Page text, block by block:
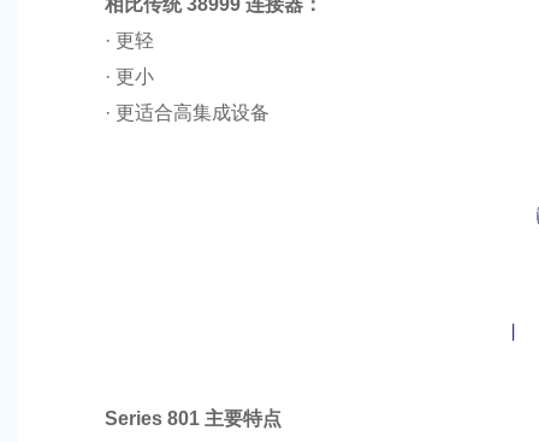
· 更轻
· 更小
· 更适合高集成设备
Series 801 主要特点